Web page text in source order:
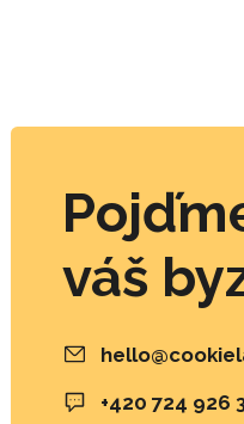
váš
+420 724 926